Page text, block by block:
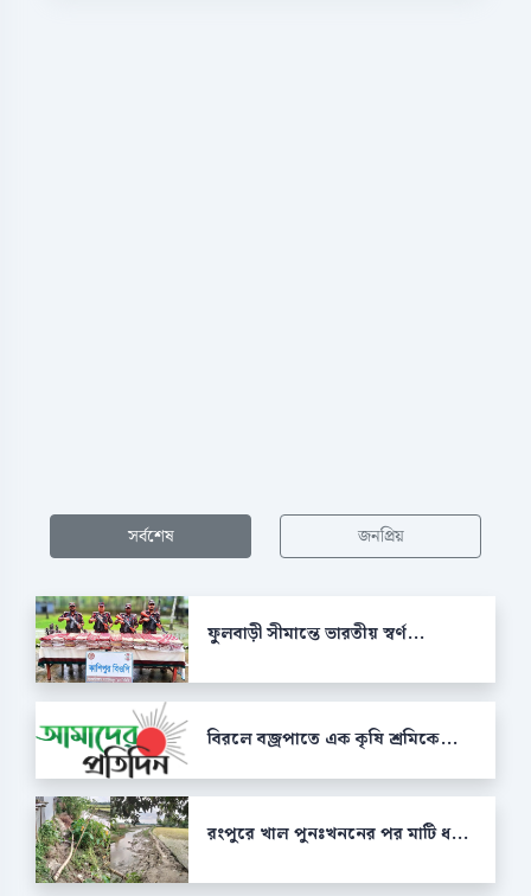
সর্বশেষ জনপ্রিয়
ফুলবাড়ী সীমান্তে ভারতীয় স্বর্ণ...
বিরলে বজ্রপাতে এক কৃষি শ্রমিকে...
রংপুরে খাল পুনঃখননের পর মাটি ধ...